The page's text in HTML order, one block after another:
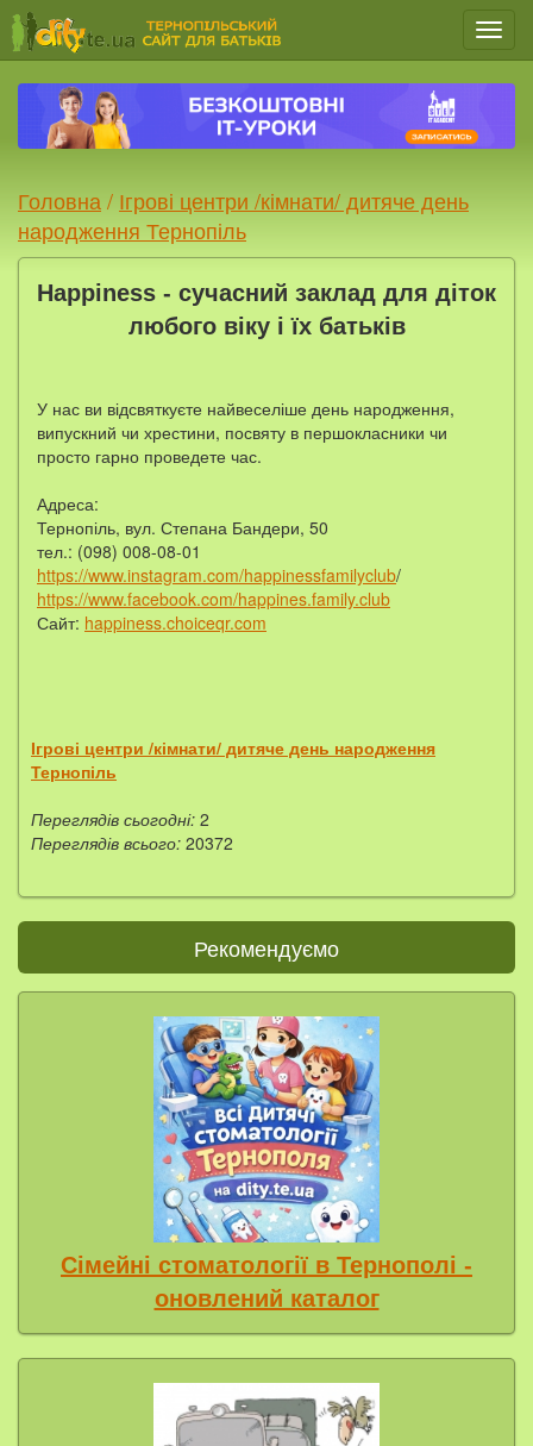
Меню
Головна / Ігрові центри /кімнати/ дитяче день
народження Тернопіль
Happiness - сучасний заклад для діток
любого віку і їх батьків
У нас ви відсвяткуєте найвеселіше день народження,
випускний чи хрестини, посвяту в першокласники чи
просто гарно проведете час.
Адреса:
Тернопіль, вул. Степана Бандери, 50
тел.: (098) 008-08-01
https://www.instagram.com/happinessfamilyclub/
https://www.facebook.com/happines.family.club
Сайт: happiness.choiceqr.com
Ігрові центри /кімнати/ дитяче день народження
Тернопіль
Переглядів сьогодні: 2
Переглядів всього: 20372
Рекомендуємо
Сімейні стоматології в Тернополі -
оновлений каталог